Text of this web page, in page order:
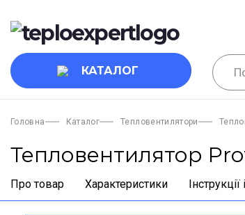
КАТАЛОГ
Головна Каталог Тепловентилятори
Тепловентилятор
Про товар Характеристики